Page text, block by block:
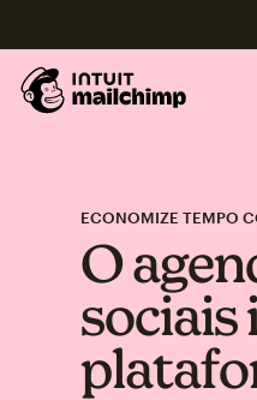
ECONOMIZE TEMPO
O
sociais